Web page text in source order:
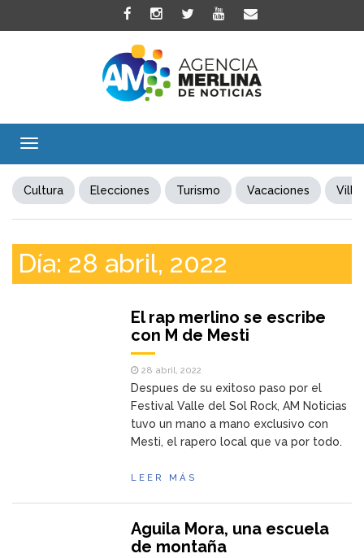
Toggle
Cultura Elecciones Turismo Vacaciones Villa
Día: 28 abril, 2022
El rap merlino se escribe
con M de Mesti
28 abril, 2022
Despues de su exitoso paso por el
Festival Valle del Sol Rock, AM Noticias
tuvo un mano a mano exclusivo con
Mesti, el rapero local que va por todo.
LEER MÁS
Aguila Mora, una escuela
de montaña